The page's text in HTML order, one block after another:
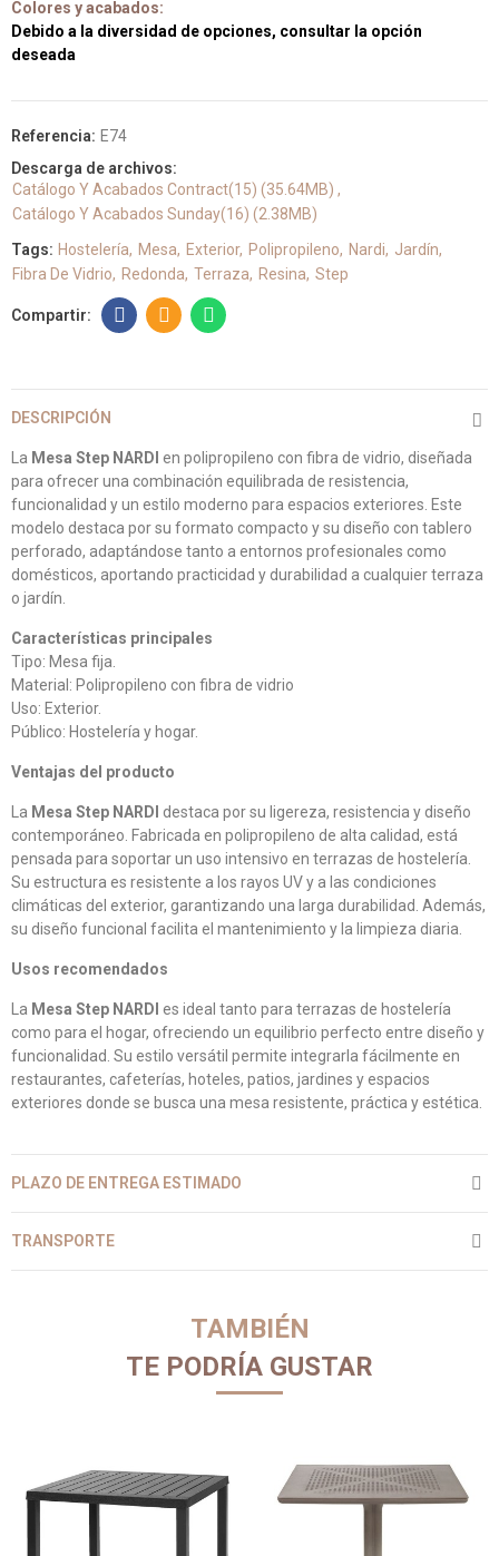
Colores y acabados:
Debido a la diversidad de opciones, consultar la opción
deseada
Referencia: E74
Descarga de archivos:
Catálogo Y Acabados Contract(15) (35.64MB)
Catálogo Y Acabados Sunday(16) (2.38MB)
Tags: Hostelería Mesa Exterior Polipropileno Nardi
Jardín
Fibra De Vidrio
Redonda Terraza Resina Step
DESCRIPCIÓN
La Mesa Step NARDI en polipropileno con fibra de vidrio, diseñada
para ofrecer una combinación equilibrada de resistencia,
funcionalidad y un estilo moderno para espacios exteriores. Este
modelo destaca por su formato compacto y su diseño con tablero
perforado, adaptándose tanto a entornos profesionales como
domésticos, aportando practicidad y durabilidad a cualquier terraza
o jardín.
Características principales
Tipo: Mesa fija.
Material: Polipropileno con fibra de vidrio
Uso: Exterior.
Público: Hostelería y hogar.
Ventajas del producto
La Mesa Step NARDI destaca por su ligereza, resistencia y diseño
contemporáneo. Fabricada en polipropileno de alta calidad, está
pensada para soportar un uso intensivo en terrazas de hostelería.
Su estructura es resistente a los rayos UV y a las condiciones
climáticas del exterior, garantizando una larga durabilidad. Además,
su diseño funcional facilita el mantenimiento y la limpieza diaria.
Usos recomendados
La Mesa Step NARDI es ideal tanto para terrazas de hostelería
como para el hogar, ofreciendo un equilibrio perfecto entre diseño y
funcionalidad. Su estilo versátil permite integrarla fácilmente en
restaurantes, cafeterías, hoteles, patios, jardines y espacios
exteriores donde se busca una mesa resistente, práctica y estética.
PLAZO DE ENTREGA ESTIMADO
TRANSPORTE
TAMBIÉN
TE PODRÍA GUSTAR